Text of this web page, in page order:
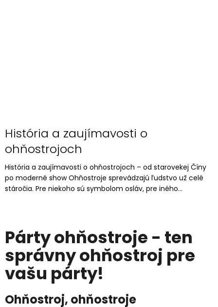
História a zaujímavosti o
ohňostrojoch
História a zaujímavosti o ohňostrojoch – od starovekej Číny
po moderné show Ohňostroje sprevádzajú ľudstvo už celé
stáročia. Pre niekoho sú symbolom osláv, pre iného...
Párty ohňostroje - ten
správny ohňostroj pre
vašu párty!
Ohňostroj, ohňostroje